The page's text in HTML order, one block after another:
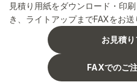
見積り用紙をダウンロード・印
き、ライトアップまでFAXをお送
お見積
FAXでのご